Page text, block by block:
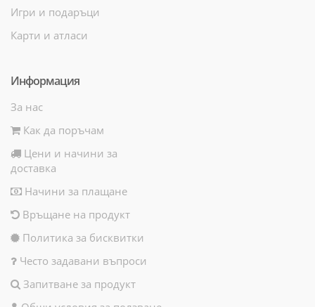
Игри и подаръци
Карти и атласи
Информация
За нас
Как да поръчам
Цени и начини за
доставка
Начини за плащане
Връщане на продукт
Политика за бисквитки
Често задавани въпроси
Запитване за продукт